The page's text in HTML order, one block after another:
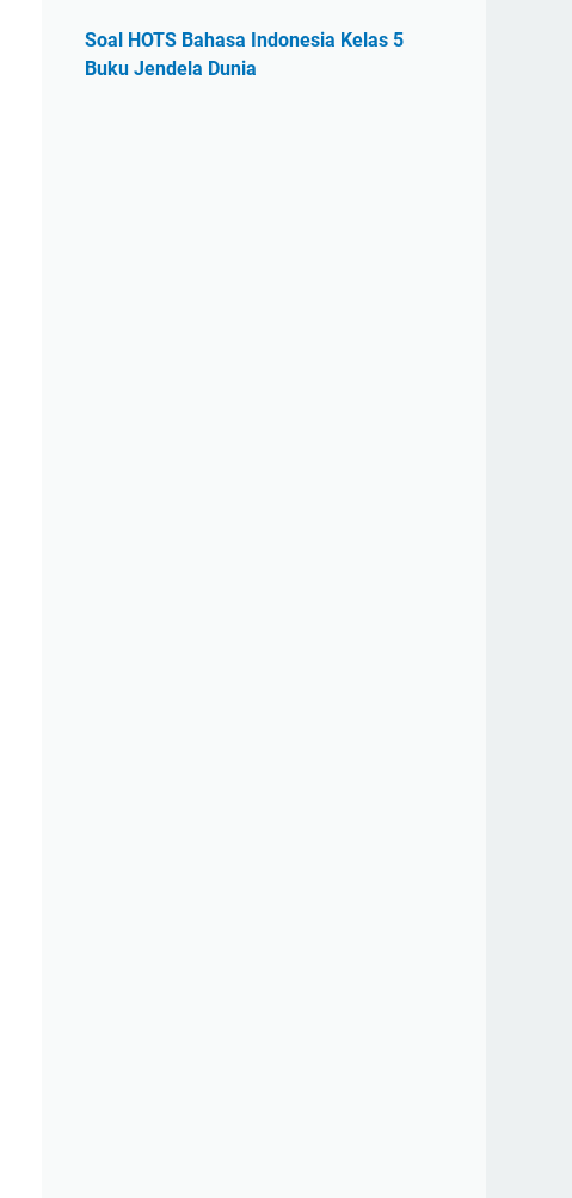
Soal HOTS Bahasa Indonesia Kelas 5
Buku Jendela Dunia